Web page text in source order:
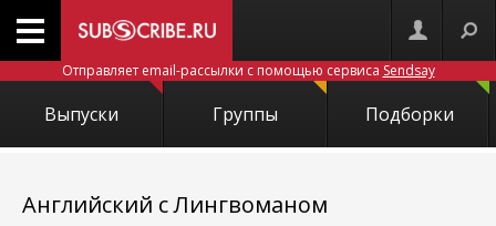
Отправляет email-рассылки с помощью сервиса Sendsay
Выпуски Группы Подборки
Английский с Лингвоманом